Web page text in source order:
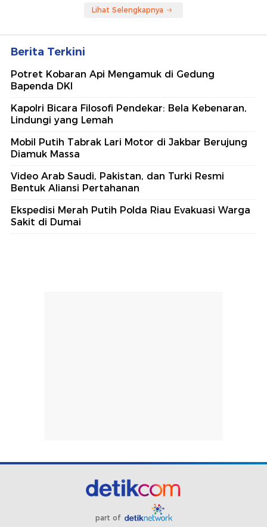
Lihat Selengkapnya
Berita Terkini
Potret Kobaran Api Mengamuk di Gedung
Bapenda DKI
Kapolri Bicara Filosofi Pendekar: Bela Kebenaran,
Lindungi yang Lemah
Mobil Putih Tabrak Lari Motor di Jakbar Berujung
Diamuk Massa
Video Arab Saudi, Pakistan, dan Turki Resmi
Bentuk Aliansi Pertahanan
Ekspedisi Merah Putih Polda Riau Evakuasi Warga
Sakit di Dumai
part of